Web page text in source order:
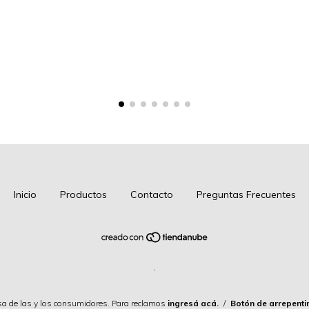
Inicio Productos Contacto Preguntas Frecuentes
.
de las y los consumidores. Para reclamos ingresá acá. / Botón de